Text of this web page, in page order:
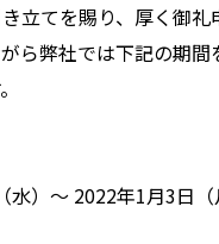
立てを賜り、厚く御礼
ら弊社では下記の期間
）〜 2022年1月3日（